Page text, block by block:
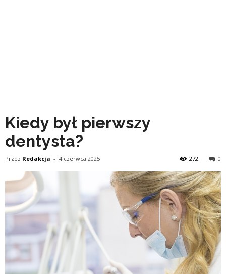
Kiedy był pierwszy
dentysta?
Przez Redakcja - 4 czerwca 2025 0
272